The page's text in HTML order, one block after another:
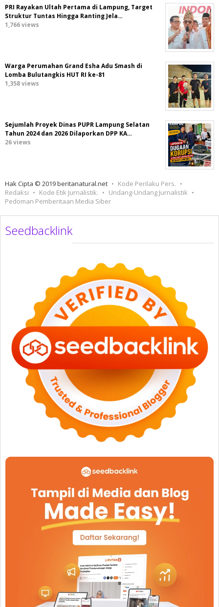
PRI Rayakan Ultah Pertama di Lampung, Target
Struktur Tuntas Hingga Ranting Jela…
1,766 views
Warga Perumahan Grand Esha Adu Smash di
Lomba Bulutangkis HUT RI ke-81
1,358 views
Sejumlah Proyek Dinas PUPR Lampung Selatan
Tahun 2024 dan 2026 Dilaporkan DPP KA…
26 views
Hak Cipta © 2019 beritanatural.net
Kode Perilaku Pers.
Redaksi
Kode Etik Jurnalistik.
Undang-Undang Jurnalistik
Pedoman Pemberitaan Media Siber
Seedbacklink